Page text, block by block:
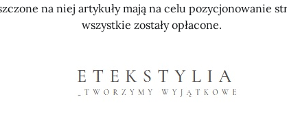
na niej artykuły mają na celu
wszystkie zostały opłacone.